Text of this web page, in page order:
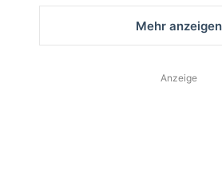
Mehr anzeigen
Anzeige